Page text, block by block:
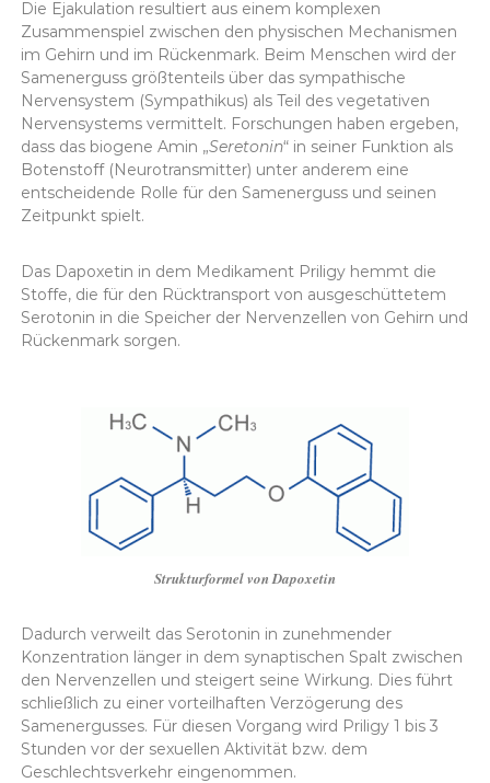
Die Ejakulation resultiert aus einem komplexen
Zusammenspiel zwischen den physischen Mechanismen
im Gehirn und im Rückenmark. Beim Menschen wird der
Samenerguss größtenteils über das sympathische
Nervensystem (Sympathikus) als Teil des vegetativen
Nervensystems vermittelt. Forschungen haben ergeben,
dass das biogene Amin „Seretonin“ in seiner Funktion als
Botenstoff (Neurotransmitter) unter anderem eine
entscheidende Rolle für den Samenerguss und seinen
Zeitpunkt spielt.
Das Dapoxetin in dem Medikament Priligy hemmt die
Stoffe, die für den Rücktransport von ausgeschüttetem
Serotonin in die Speicher der Nervenzellen von Gehirn und
Rückenmark sorgen.
Strukturformel von Dapoxetin
Dadurch verweilt das Serotonin in zunehmender
Konzentration länger in dem synaptischen Spalt zwischen
den Nervenzellen und steigert seine Wirkung. Dies führt
schließlich zu einer vorteilhaften Verzögerung des
Samenergusses. Für diesen Vorgang wird Priligy 1 bis 3
Stunden vor der sexuellen Aktivität bzw. dem
Geschlechtsverkehr eingenommen.